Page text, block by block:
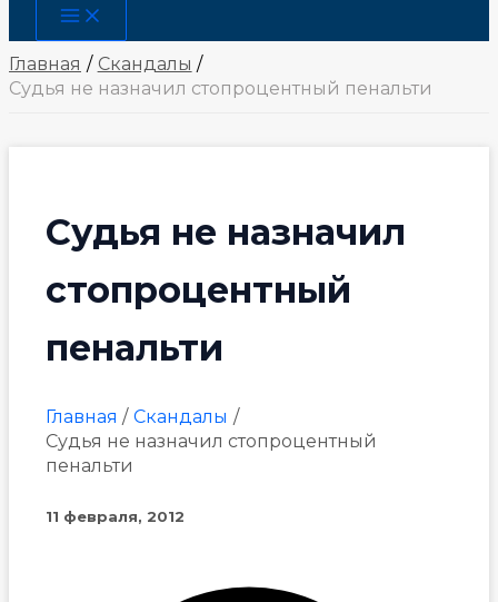
Main
Menu
Главная
Скандалы
Судья не назначил стопроцентный пенальти
Судья не назначил
стопроцентный
пенальти
Главная
Скандалы
Судья не назначил стопроцентный
пенальти
11 февраля, 2012